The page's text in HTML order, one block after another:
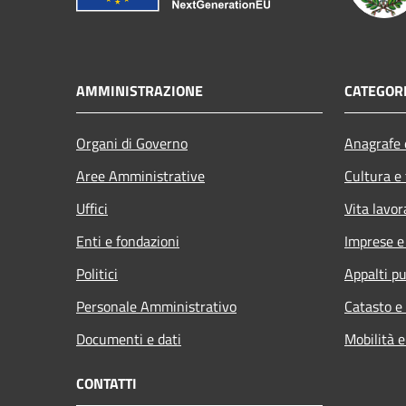
AMMINISTRAZIONE
Organi di Governo
Aree Amministrative
Uffici
Enti e fondazioni
Politici
Personale Amministrativo
Documenti e dati
Cultura
Vita
Imprese
Appalti
Catasto
Mobilità
CONTATTI